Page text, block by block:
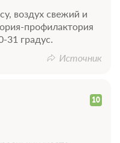
воздух свежий и
профилактория
31 градус.
Источник
10